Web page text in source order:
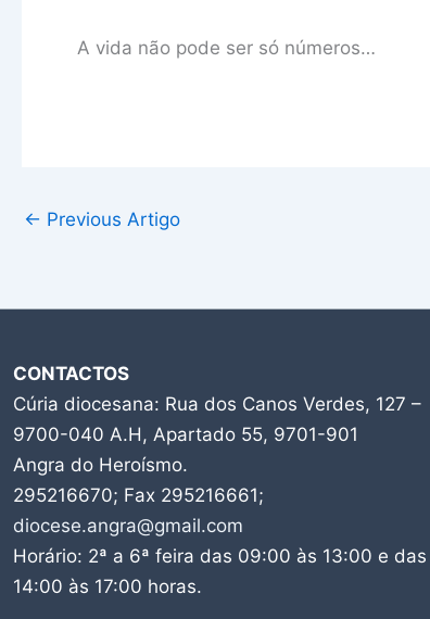
A vida não pode ser só números…
← Previous Artigo
CONTACTOS
Cúria diocesana: Rua dos Canos Verdes, 127 –
9700-040 A.H, Apartado 55, 9701-901
Angra do Heroísmo.
295216670; Fax 295216661;
diocese.angra@gmail.com
Horário: 2ª a 6ª feira das 09:00 às 13:00 e das
14:00 às 17:00 horas.